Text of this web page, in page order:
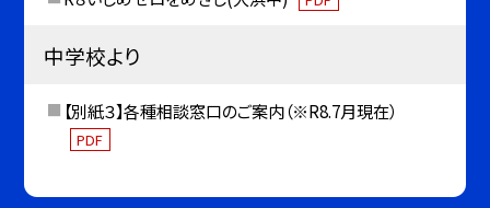
中学校より
【別紙３】各種相談窓口のご案内（※R8.7月現在）
PDF